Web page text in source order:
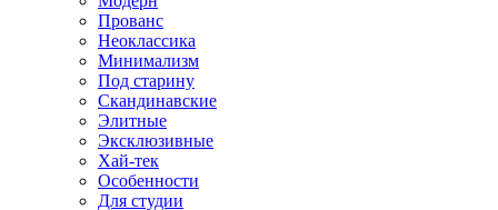
Прованс
Неоклассика
Минимализм
Под старину
Скандинавские
Элитные
Эксклюзивные
Хай-тек
Особенности
Для студии